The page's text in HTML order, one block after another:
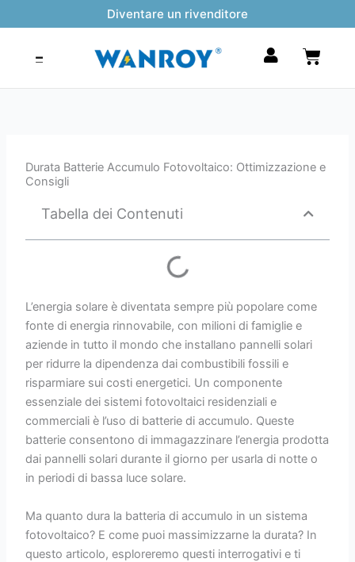
al
Diventare un rivenditore
Durata Batterie Accumulo Fotovoltaico: Ottimizzazione e
Consigli
Tabella dei Contenuti
L’energia solare è diventata sempre più popolare come
fonte di energia rinnovabile, con milioni di famiglie e
aziende in tutto il mondo che installano pannelli solari
per ridurre la dipendenza dai combustibili fossili e
risparmiare sui costi energetici. Un componente
essenziale dei sistemi fotovoltaici residenziali e
commerciali è l’uso di batterie di accumulo. Queste
batterie consentono di immagazzinare l’energia prodotta
dai pannelli solari durante il giorno per usarla di notte o
in periodi di bassa luce solare.
Ma quanto dura la batteria di accumulo in un sistema
fotovoltaico? E come puoi massimizzarne la durata? In
questo articolo, esploreremo questi interrogativi e ti